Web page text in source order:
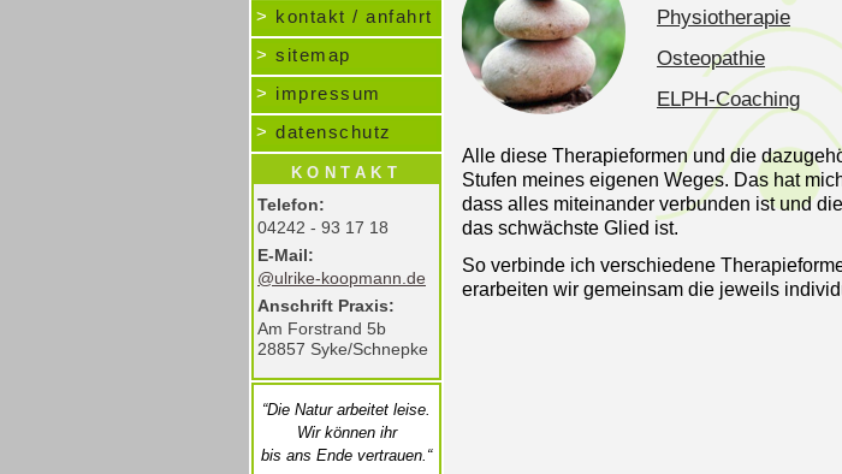
Physiotherapie
Osteopathie
ELPH-Coaching
Alle diese Therapieformen und die
Stufen meines eigenen Weges. Das hat
dass alles miteinander verbunden ist und
das schwächste Glied ist.
So verbinde ich verschiedene
erarbeiten wir gemeinsam die jeweils
KONTAKT
“Die Natur arbeitet leise.
Wir können ihr
bis ans Ende vertrauen.“
> kontakt / anfahrt
> impressum
> datenschutz
> sitemap
Telefon:
04242 - 93 17 18
E-Mail:
@ulrike-koopmann.de
Anschrift Praxis:
Am Forstrand 5b
28857 Syke/Schnepke